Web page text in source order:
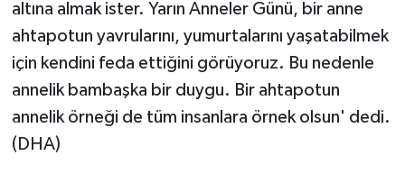
altına almak ister. Yarın Anneler Günü, bir anne
ahtapotun yavrularını, yumurtalarını yaşatabilmek
için kendini feda ettiğini görüyoruz. Bu nedenle
annelik bambaşka bir duygu. Bir ahtapotun
annelik örneği de tüm insanlara örnek olsun' dedi.
(DHA)